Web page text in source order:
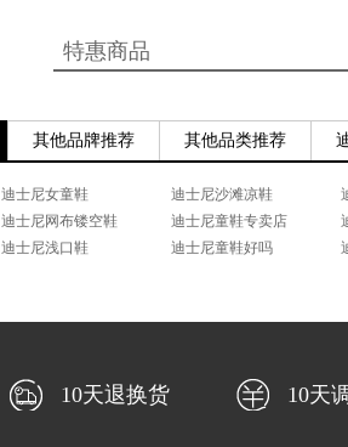
特惠商品
其他品牌推荐 其他品类推荐
迪士尼女童鞋 迪士尼沙滩凉鞋
迪士尼网布镂空鞋 迪士尼童鞋专卖店
迪士尼浅口鞋 迪士尼童鞋好吗
10天退换货 10天